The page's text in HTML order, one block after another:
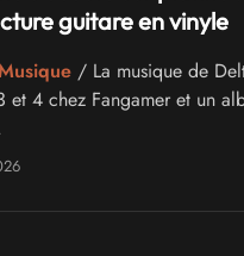
guitare en vinyle
/ La musique de
et 4 chez Fangamer et un